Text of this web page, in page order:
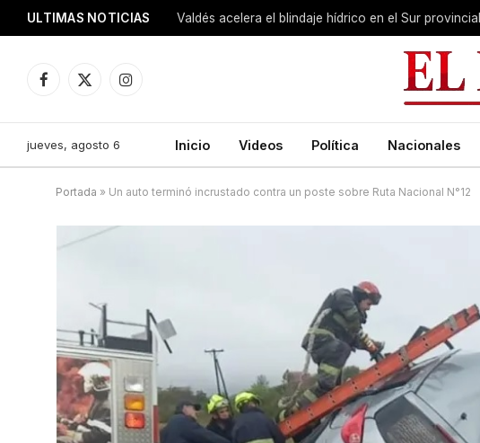
ULTIMAS NOTICIAS
Facebook
X
Instagram
jueves, agosto 6 Inicio Videos Política Nacionales
Portada » Un auto terminó incrustado contra un poste sobre Ruta Nacional N°12